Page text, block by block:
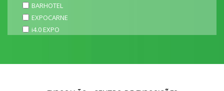
BARHOTEL
EXPOCARNE
i4.0 EXPO